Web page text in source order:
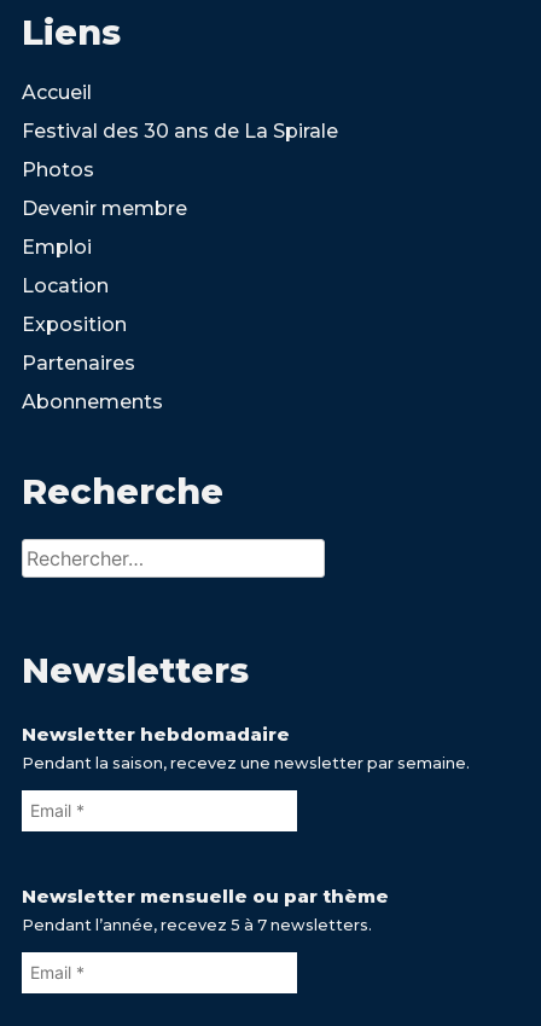
Liens
Accueil
Festival des 30 ans de La Spirale
Photos
Devenir membre
Emploi
Location
Exposition
Partenaires
Abonnements
Recherche
Rechercher :
Newsletters
Newsletter hebdomadaire
Pendant la saison, recevez une newsletter par semaine.
Newsletter mensuelle ou par thème
Pendant l’année, recevez 5 à 7 newsletters.